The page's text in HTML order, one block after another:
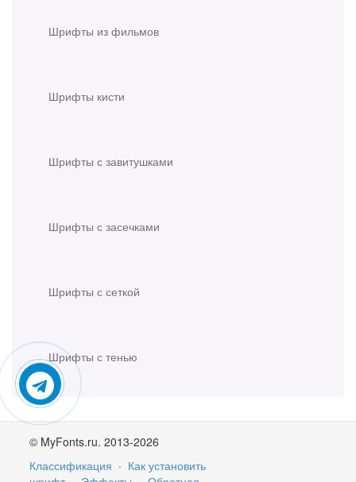
Шрифты из фильмов
Шрифты кисти
Шрифты с завитушками
Шрифты с засечками
Шрифты с сеткой
Шрифты с тенью
© MyFonts.ru. 2013-2026
Классификация · Как установить